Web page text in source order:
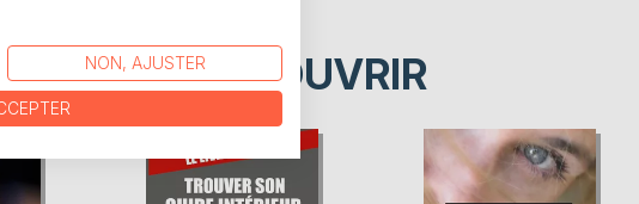
À DÉCOUVRIR
NON, AJUSTER